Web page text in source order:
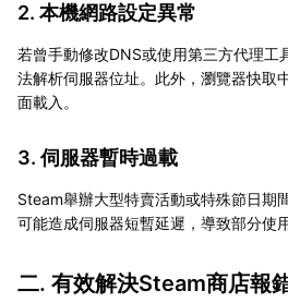
2. 本機網路設定異常
若曾手動修改DNS或使用第三方代理工
法解析伺服器位址。此外，瀏覽器快取
面載入。
3. 伺服器暫時過載
Steam舉辦大型特賣活動或特殊節日期
可能造成伺服器短暫延遲，導致部分使
二. 有效解決Steam商店報